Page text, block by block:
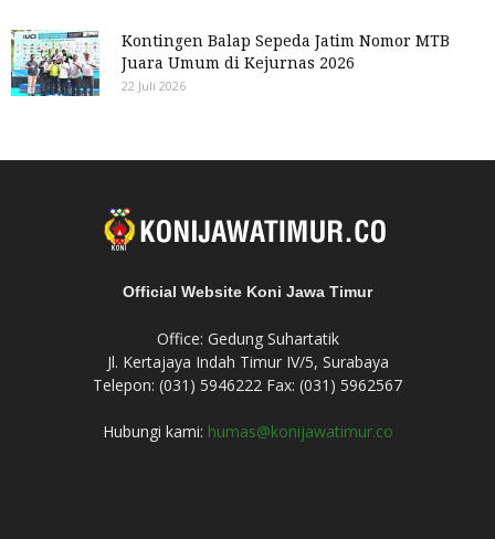
Kontingen Balap Sepeda Jatim Nomor MTB
Juara Umum di Kejurnas 2026
22 Juli 2026
Official Website Koni Jawa Timur
Office: Gedung Suhartatik
Jl. Kertajaya Indah Timur IV/5, Surabaya
Telepon: (031) 5946222 Fax: (031) 5962567
Hubungi kami: humas@konijawatimur.co